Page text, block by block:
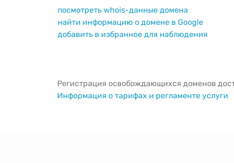
посмотреть whois-данные домена
найти информацию о домене в Google
добавить в избранное для наблюдения
Регистрация освобождающихся доменов
Информация о тарифах и регламенте услуги